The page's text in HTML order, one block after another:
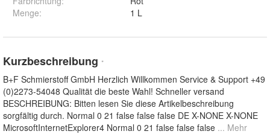
Menge: 1 L
Kurzbeschreibung *
B+F Schmierstoff GmbH Herzlich Willkommen Service & Support +49
(0)2273-54048 Qualität die beste Wahl! Schneller versand
BESCHREIBUNG: Bitten lesen Sie diese Artikelbeschreibung
sorgfältig durch. Normal 0 21 false false false DE X-NONE X-NONE
MicrosoftInternetExplorer4 Normal 0 21 false false false ... Mehr